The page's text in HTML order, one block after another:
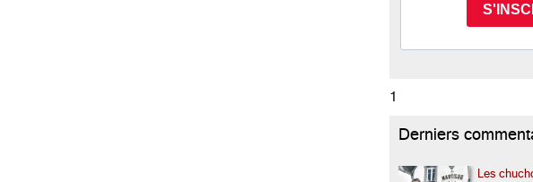
1
Derniers
Les